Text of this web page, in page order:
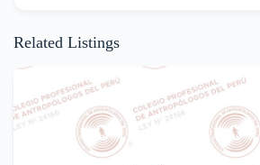
Related Listings